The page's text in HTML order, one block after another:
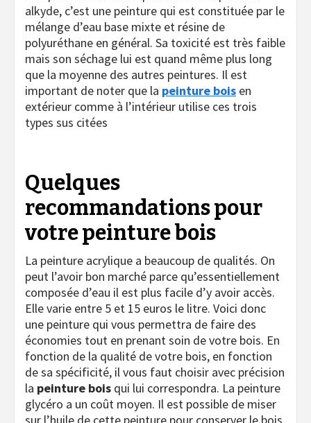
alkyde, c’est une peinture qui est constituée par le
mélange d’eau base mixte et résine de
polyuréthane en général. Sa toxicité est très faible
mais son séchage lui est quand même plus long
que la moyenne des autres peintures. Il est
important de noter que la peinture bois en
extérieur comme à l’intérieur utilise ces trois
types sus citées
Quelques
recommandations pour
votre peinture bois
La peinture acrylique a beaucoup de qualités. On
peut l’avoir bon marché parce qu’essentiellement
composée d’eau il est plus facile d’y avoir accès.
Elle varie entre 5 et 15 euros le litre. Voici donc
une peinture qui vous permettra de faire des
économies tout en prenant soin de votre bois. En
fonction de la qualité de votre bois, en fonction
de sa spécificité, il vous faut choisir avec précision
la peinture bois qui lui correspondra. La peinture
glycéro a un coût moyen. Il est possible de miser
sur l’huile de cette peinture pour conserver le bois